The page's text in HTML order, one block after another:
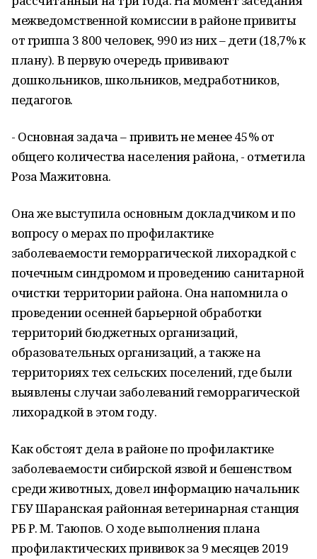
межведомственной комиссии в районе привиты
от гриппа 3 800 человек, 990 из них – дети (18,7% к
плану). В первую очередь прививают
дошкольников, школьников, медработников,
педагогов.
- Основная задача – привить не менее 45% от
общего количества населения района, - отметила
Роза Мажитовна.
Она же выступила основным докладчиком и по
вопросу о мерах по профилактике
заболеваемости геморрагической лихорадкой с
почечным синдромом и проведению санитарной
очистки территории района. Она напомнила о
проведении осенней барьерной обработки
территорий бюджетных организаций,
образовательных организаций, а также на
территориях тех сельских поселений, где были
выявлены случаи заболеваний геморрагической
лихорадкой в этом году.
Как обстоят дела в районе по профилактике
заболеваемости сибирской язвой и бешенством
среди животных, довел информацию начальник
ГБУ Шаранская районная ветеринарная станция
РБ Р. М. Таюпов. О ходе выполнения плана
профилактических прививок за 9 месяцев 2019